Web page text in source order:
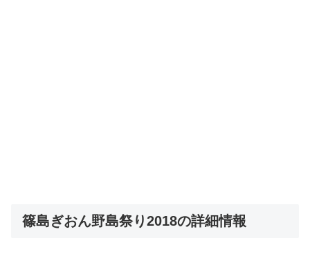
篠島ぎおん野島祭り2018の詳細情報